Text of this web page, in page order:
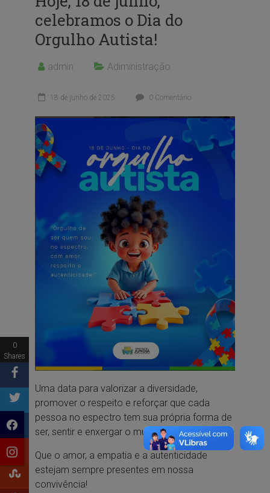
celebramos o Dia do
Orgulho Autista!
admin Adiministração
18 de junho de 2025 0 Comentário
Uma data para valorizar a diversidade,
promover o respeito e reforçar que cada
pessoa no espectro tem sua própria forma de
ser, sentir e enxergar o mundo.
Que o amor, a empatia e a autenticidade
estejam sempre presentes em nossa
convivência!
0
Shares